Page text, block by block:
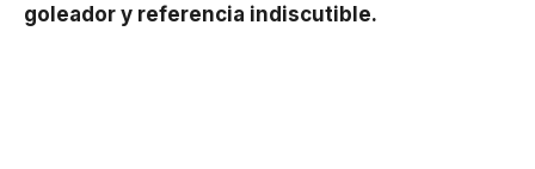
goleador y referencia indiscutible.